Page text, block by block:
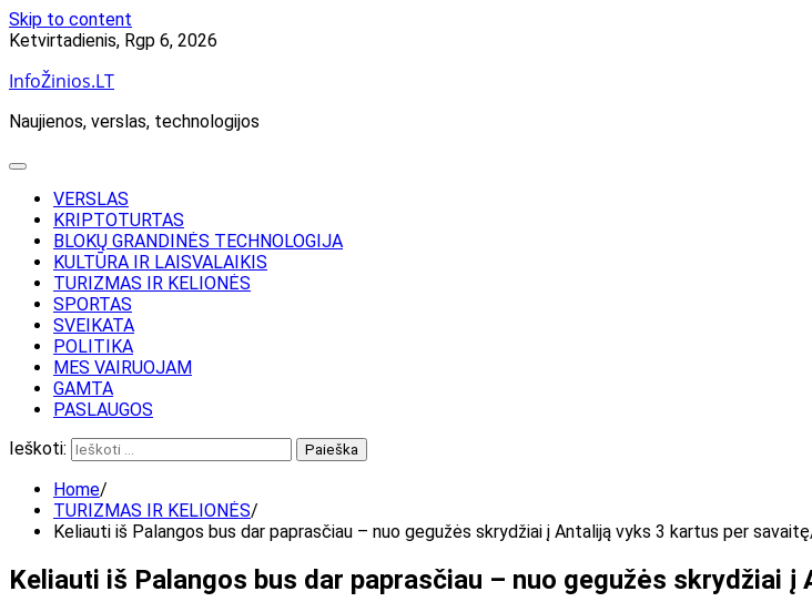
Skip to content
Ketvirtadienis, Rgp 6, 2026
InfoŽinios.LT
Naujienos, verslas, technologijos
VERSLAS
KRIPTOTURTAS
BLOKŲ GRANDINĖS TECHNOLOGIJA
KULTŪRA IR LAISVALAIKIS
TURIZMAS IR KELIONĖS
SPORTAS
SVEIKATA
POLITIKA
MES VAIRUOJAM
GAMTA
PASLAUGOS
Ieškoti:
Home
TURIZMAS IR KELIONĖS
Keliauti iš Palangos bus dar paprasčiau – nuo gegužės skrydžiai į Antaliją vyks 3 kartus per savaitę
Keliauti iš Palangos bus dar paprasčiau – nuo gegužės skrydžiai